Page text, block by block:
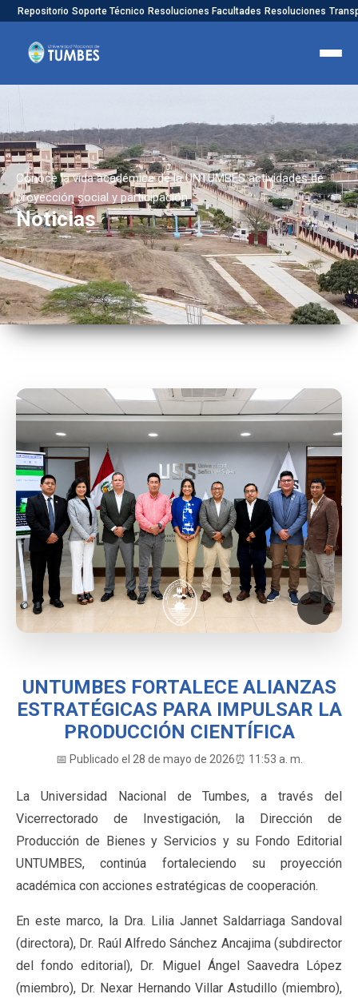
Repositorio Soporte Técnico Resoluciones Facultades Resoluciones
Conoce la vida académica de la UNTUMBES actividades de
proyección social y participación
Noticias
UNTUMBES FORTALECE ALIANZAS
ESTRATÉGICAS PARA IMPULSAR LA
PRODUCCIÓN CIENTÍFICA
📅 Publicado el 28 de mayo de 2026⏰ 11:53 a. m.
La Universidad Nacional de Tumbes, a través del
Vicerrectorado de Investigación, la Dirección de
Producción de Bienes y Servicios y su Fondo Editorial
UNTUMBES, continúa fortaleciendo su proyección
académica con acciones estratégicas de cooperación.
En este marco, la Dra. Lilia Jannet Saldarriaga Sandoval
(directora), Dr. Raúl Alfredo Sánchez Ancajima (subdirector
del fondo editorial), Dr. Miguel Ángel Saavedra López
(miembro), Dr. Nexar Hernando Villar Astudillo (miembro),